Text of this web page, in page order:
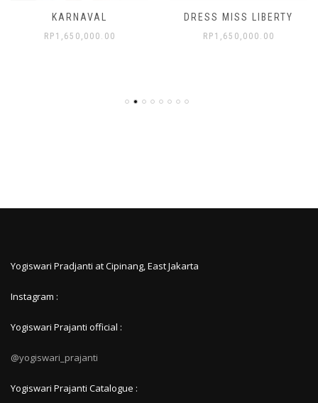
KARNAVAL
RP 1,650,000.00
DRESS MISS LIBERTY
RP 1,650,000.00
Yogiswari Pradjanti at Cipinang, East Jakarta
Instagram :
Yogiswari Prajanti official :
@yogiswari_prajanti
Yogiswari Prajanti Catalogue :